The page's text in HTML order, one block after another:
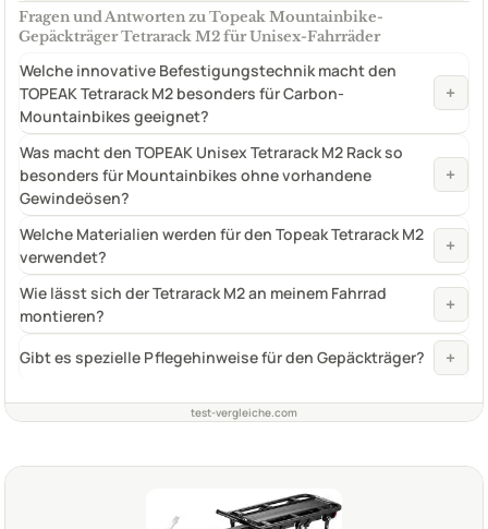
Fragen und Antworten zu Topeak Mountainbike-
Gepäckträger Tetrarack M2 für Unisex-Fahrräder
Welche innovative Befestigungstechnik macht den
TOPEAK Tetrarack M2 besonders für Carbon-
Mountainbikes geeignet?
+
Was macht den TOPEAK Unisex Tetrarack M2 Rack so
besonders für Mountainbikes ohne vorhandene
Gewindeösen?
+
Welche Materialien werden für den Topeak Tetrarack M2
verwendet?
+
Wie lässt sich der Tetrarack M2 an meinem Fahrrad
montieren?
+
Gibt es spezielle Pflegehinweise für den Gepäckträger? +
test-vergleiche.com